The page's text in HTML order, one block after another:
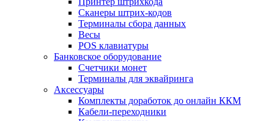
Сканеры штрих-кодов
Терминалы сбора данных
Весы
POS клавиатуры
Банковское оборудование
Счетчики монет
Терминалы для эквайринга
Аксессуары
Комплекты доработок до онлайн ККМ
Кабели-переходники